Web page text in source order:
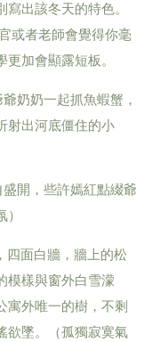
出該冬天的特色。
或者老師會覺得你毫
加會顯露短板。
奶奶一起抓魚蝦蟹，
射出河底僵住的小
開，些許嫣紅點綴爺
四面白牆，牆上的松
模樣與窗外白雪濛
寓外唯一的樹，不剩
欲墜。（孤獨寂寞氣